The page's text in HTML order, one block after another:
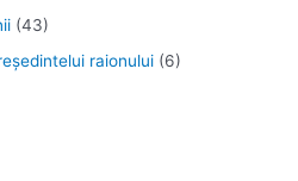
(43)
raionului (6)